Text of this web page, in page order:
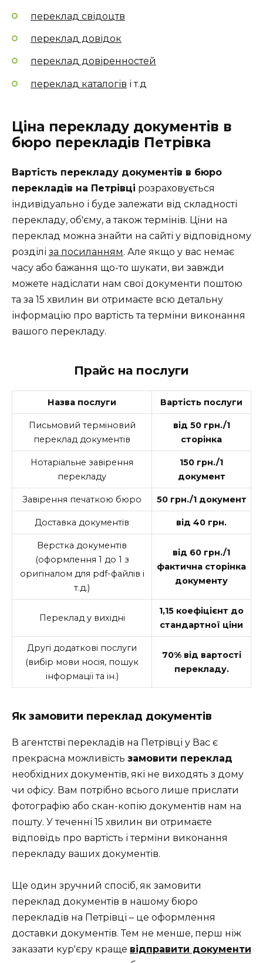
переклад свідоцтв
переклад довідок
переклад довіренностей
переклад каталогів і т.д
Ціна перекладу документів в
бюро перекладів Петрівка
Вартість перекладу документів в бюро
перекладів на Петрівці розраховується
індивідуально і буде залежати від складності
перекладу, об'єму, а також термінів. Ціни на
переклад можна знайти на сайті у відповідному
розділі за посиланням. Але якщо у вас немає
часу або бажання що-то шукати, ви завжди
можете надіслати нам свої документи поштою
та за 15 хвилин ви отримаєте всю детальну
інформацію про вартість та терміни виконання
вашого перекладу.
Прайс на послуги
Назва послуги Вартість послуги
Письмовий терміновий
переклад документів
від 50 грн./1
сторінка
Нотаріальне завірення
перекладу
150 грн./1
документ
Завірення печаткою бюро 50 грн./1 документ
Доставка документів від 40 грн.
Верстка документів
(оформлення 1 до 1 з
оригіналом для pdf-файлів і
т.д.)
від 60 грн./1
фактична сторінка
документу
Переклад у вихідні
1,15 коефіцієнт до
стандартної ціни
Другі додаткові послуги
(вибір мови носія, пошук
інформації та ін.)
70% від вартості
перекладу.
Як замовити переклад документів
В агентстві перекладів на Петрівці у Вас є
прекрасна можливість замовити переклад
необхідних документів, які не виходять з дому
чи офісу. Вам потрібно всього лише прислати
фотографію або скан-копію документів нам на
пошту. У теченні 15 хвилин ви отримаєте
відповідь про вартість і терміни виконання
перекладу ваших документів.
Ще один зручний спосіб, як замовити
переклад документів в нашому бюро
перекладів на Петрівці – це оформлення
доставки документів. Тем не менше, перш ніж
заказати кур'єру краще відправити документи